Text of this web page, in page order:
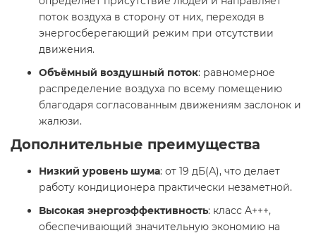
поток воздуха в сторону от них, переходя в
энергосберегающий режим при отсутствии
движения.
Объёмный воздушный поток: равномерное
распределение воздуха по всему помещению
благодаря согласованным движениям заслонок и
жалюзи.
Дополнительные преимущества
Низкий уровень шума: от 19 дБ(А), что делает
работу кондиционера практически незаметной.
Высокая энергоэффективность: класс A+++,
обеспечивающий значительную экономию на